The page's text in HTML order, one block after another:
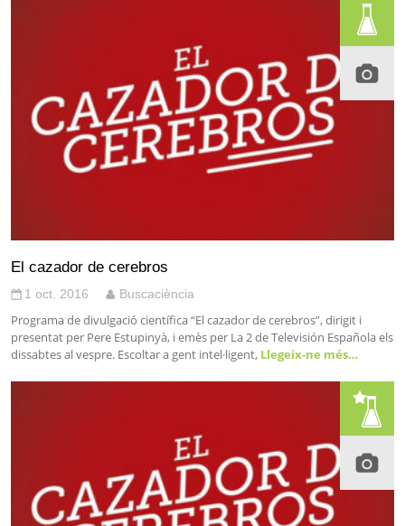
El cazador de cerebros
1 oct. 2016 Buscaciència
Programa de divulgació científica “El cazador de cerebros”, dirigit i
presentat per Pere Estupinyà, i emès per La 2 de Televisión Española els
dissabtes al vespre. Escoltar a gent intel·ligent, Llegeix-ne més…